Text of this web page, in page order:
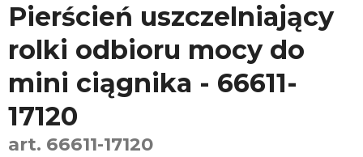
Pierścień uszczelniający
rolki odbioru mocy do
mini ciągnika - 66611-
17120
art. 66611-17120